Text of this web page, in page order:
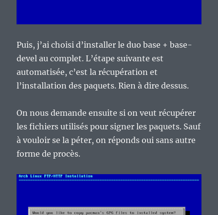
Puis, j’ai choisi d’installer le duo base + base-
devel au complet. L’étape suivante est
automatisée, c’est la récupération et
l’installation des paquets. Rien à dire dessus.
On nous demande ensuite si on veut récupérer
les fichiers utilisés pour signer les paquets. Sauf
à vouloir se la péter, on réponds oui sans autre
forme de procès.